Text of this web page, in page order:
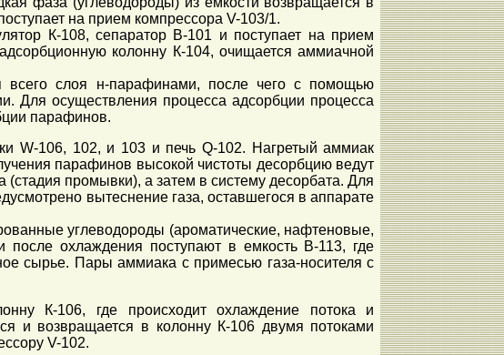
на прием компрессора V-103/1.
К-108, сепаратор В-101 и поступает на прием
колонну К-104, очищается аммиачной
всего слоя н-парафинами, после чего с помощью
Для осуществления процесса адсорбции процесса
парафинов.
W-106, 102, и 103 и печь Q-102. Нагретый аммиак
парафинов высокой чистоты десорбцию ведут
промывки), а затем в систему десорбата. Для
вытеснение газа, оставшегося в аппарате
углеводороды (ароматические, нафтеновые,
охлаждения поступают в емкость В-113, где
сырье. Пары аммиака с примесью газа-носителя с
К-106, где происходит охлаждение потока и
и возвращается в колонну К-106 двумя потоками
V-102.